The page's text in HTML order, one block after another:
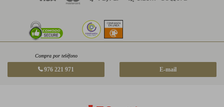
Compra por teléfono
976 221 971 E-mail